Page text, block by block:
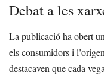
Debat a les
La publicació ha obert
els consumidors i
destacaven que cada